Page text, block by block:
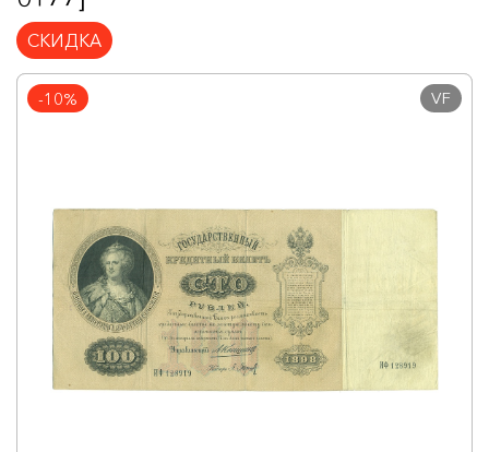
СКИДКА
-10% VF